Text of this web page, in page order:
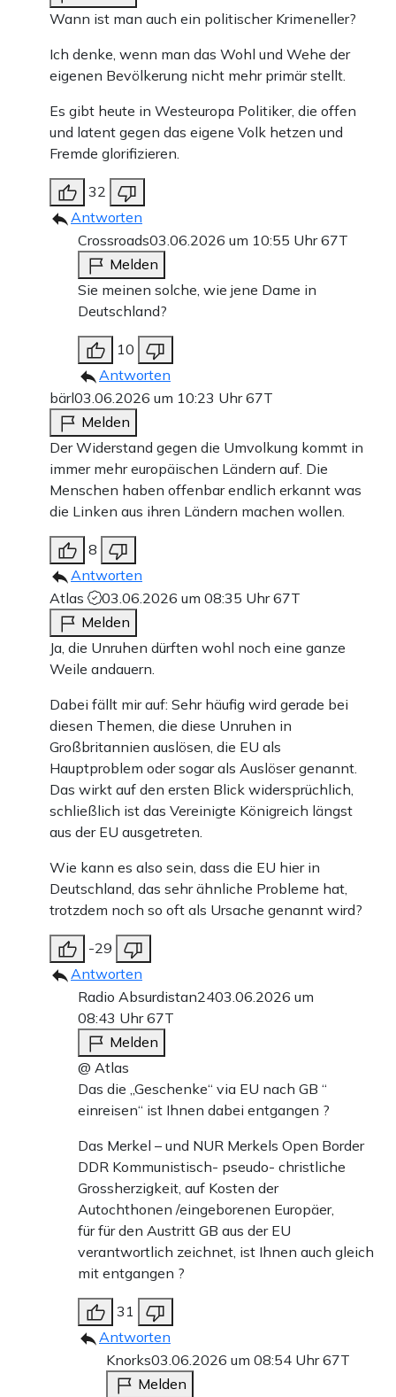
Wann ist man auch ein politischer Krimeneller?
Ich denke, wenn man das Wohl und Wehe der
eigenen Bevölkerung nicht mehr primär stellt.
Es gibt heute in Westeuropa Politiker, die offen
und latent gegen das eigene Volk hetzen und
Fremde glorifizieren.
32
Antworten
Crossroads03.06.2026 um 10:55 Uhr67T
Melden
Sie meinen solche, wie jene Dame in
Deutschland?
10
Antworten
bärl03.06.2026 um 10:23 Uhr67T
Melden
Der Widerstand gegen die Umvolkung kommt in
immer mehr europäischen Ländern auf. Die
Menschen haben offenbar endlich erkannt was
die Linken aus ihren Ländern machen wollen.
8
Antworten
Atlas
03.06.2026 um 08:35 Uhr67T
Melden
Ja, die Unruhen dürften wohl noch eine ganze
Weile andauern.
Dabei fällt mir auf: Sehr häufig wird gerade bei
diesen Themen, die diese Unruhen in
Großbritannien auslösen, die EU als
Hauptproblem oder sogar als Auslöser genannt.
Das wirkt auf den ersten Blick widersprüchlich,
schließlich ist das Vereinigte Königreich längst
aus der EU ausgetreten.
Wie kann es also sein, dass die EU hier in
Deutschland, das sehr ähnliche Probleme hat,
trotzdem noch so oft als Ursache genannt wird?
-29
Antworten
Radio Absurdistan2403.06.2026 um
08:43 Uhr67T
Melden
@ Atlas
Das die „Geschenke“ via EU nach GB “
einreisen“ ist Ihnen dabei entgangen ?
Das Merkel – und NUR Merkels Open Border
DDR Kommunistisch- pseudo- christliche
Grossherzigkeit, auf Kosten der
Autochthonen /eingeborenen Europäer,
für für den Austritt GB aus der EU
verantwortlich zeichnet, ist Ihnen auch gleich
mit entgangen ?
31
Antworten
Knorks03.06.2026 um 08:54 Uhr67T
Melden